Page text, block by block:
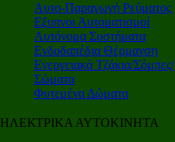
Αυτο-Παραγωγή Ρεύματος
Εξυπνοι Αυτοματισμοί
Αυτόνομα Συστήματα
Ενδοδαπέδια Θέρμανση
Ενεργειακά Τζάκια/Σόμπες/
Σώματα
Φυτεμένα Δώματα
ΗΛΕΚΤΡΙΚΑ ΑΥΤΟΚΙΝΗΤΑ